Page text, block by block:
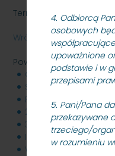
4. Odbiorcą
osobowych
upoważnione
podstawie i w
przepisami
5. Pani/Pana
przekazywane
trzeciego/
w rozumieniu
Termin składania ofert:
Wróć
Powiązane pliki
2._PB.zip 20 MB
3._PW.zip37 MB